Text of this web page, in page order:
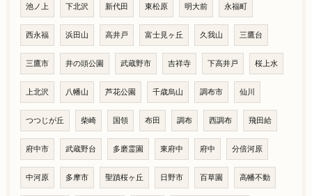
池ノ上 下北沢 新代田 東松原 明大前 永福町
西永福 浜田山 高井戸 富士見ヶ丘 久我山 三鷹台
三鷹市 井の頭公園 武蔵野市 吉祥寺 下高井戸 桜上水
上北沢 八幡山 芦花公園 千歳烏山 調布市 仙川
つつじが丘 柴崎 国領 布田 調布 西調布 飛田給
府中市 武蔵野台 多磨霊園 東府中 府中 分倍河原
中河原 多摩市 聖蹟桜ヶ丘 日野市 百草園 高幡不動